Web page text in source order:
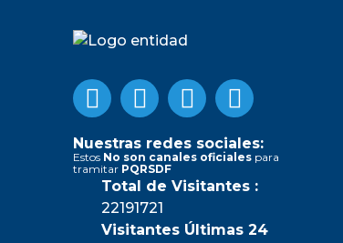
Nuestras redes sociales:
Estos No son canales oficiales para
tramitar PQRSDF
Total de Visitantes :
22191721
Visitantes Últimas 24